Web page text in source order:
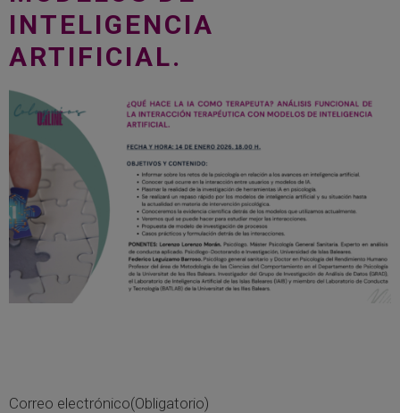
INTELIGENCIA
ARTIFICIAL.
Correo electrónico(Obligatorio)